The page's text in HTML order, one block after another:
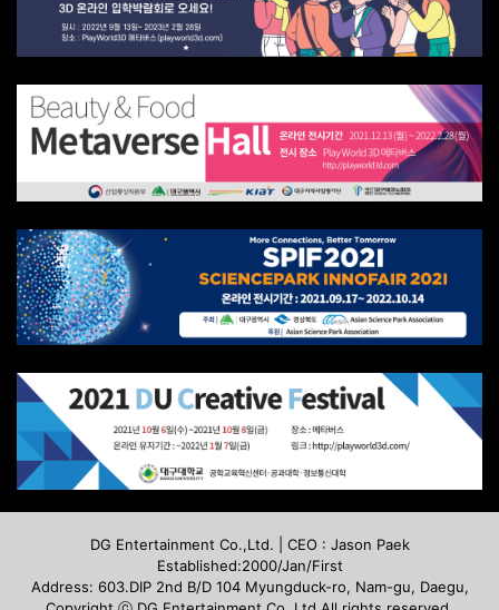
DG Entertainment Co.,Ltd. | CEO : Jason Paek
Established:2000/Jan/First
Address: 603.DIP 2nd B/D 104 Myungduck-ro, Nam-gu, Daegu,